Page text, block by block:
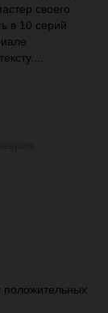
своего
в 10 серий
положительных